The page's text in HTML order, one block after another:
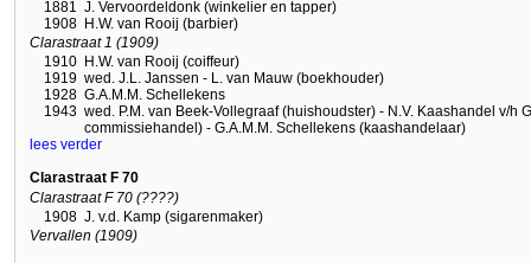
1881
J. Vervoordeldonk (winkelier en tapper)
1908 H.W. van Rooij (barbier)
Clarastraat 1 (1909)
1910 H.W. van Rooij (coiffeur)
1919 wed. J.L. Janssen - L. van Mauw (boekhouder)
1928 G.A.M.M. Schellekens
1943 wed. P.M. van Beek-Vollegraaf (huishoudster) - N.V. Kaashandel v/h
commissiehandel) - G.A.M.M. Schellekens (kaashandelaar)
lees verder
Clarastraat F 70
Clarastraat F 70 (????)
1908 J. v.d. Kamp (sigarenmaker)
Vervallen (1909)